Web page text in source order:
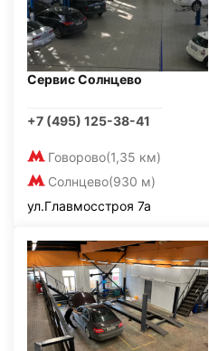
Сервис Солнцево
+7 (495) 125-38-41
Говорово(1,35 км)
Солнцево(930 м)
ул.Главмосстроя 7а